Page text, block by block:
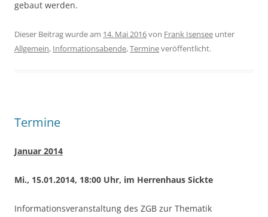
gebaut werden.
Dieser Beitrag wurde am 14. Mai 2016von Frank Isensee unter
Allgemein, Informationsabende,Termineveröffentlicht.
Termine
Januar 2014
Mi., 15.01.2014, 18:00 Uhr, im Herrenhaus Sickte
Informationsveranstaltung des ZGB zur Thematik